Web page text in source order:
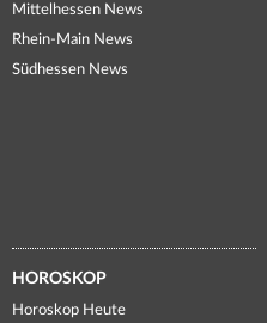
Mittelhessen News
Rhein-Main News
Südhessen News
HOROSKOP
Horoskop Heute